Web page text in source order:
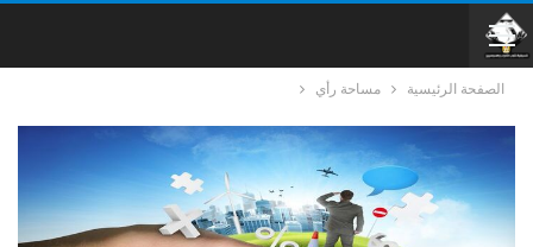
الصفحة الرئيسية مساحة رأي